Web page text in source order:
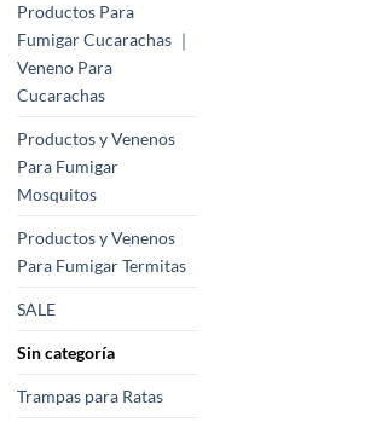
Productos Para
Fumigar Cucarachas ｜
Veneno Para
Cucarachas
Productos y Venenos
Para Fumigar
Mosquitos
Productos y Venenos
Para Fumigar Termitas
SALE
Sin categoría
Trampas para Ratas